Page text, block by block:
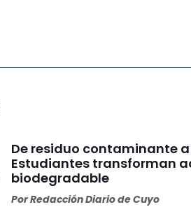
De residuo contaminante
Estudiantes transforman
biodegradable
PorRedacción Diario de Cuyo